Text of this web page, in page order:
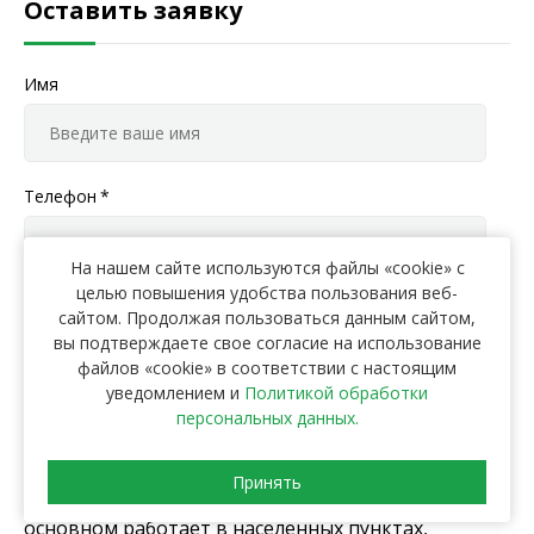
Оставить заявку
Имя
Телефон *
Заполняя данную форму, я даю согласие наобработку
персональных данных
Отправить
Скидка 5%при заказе с сайта
Схема мешкового сбора бытового мусора в
основном работает в населенных пунктах,
На нашем сайте используются файлы «cookie» с
целью повышения удобства пользования веб-
сайтом. Продолжая пользоваться данным сайтом,
вы подтверждаете свое согласие на использование
файлов «cookie» в соответствии с настоящим
уведомлением и Политикой обработки
персональных данных.
Принять